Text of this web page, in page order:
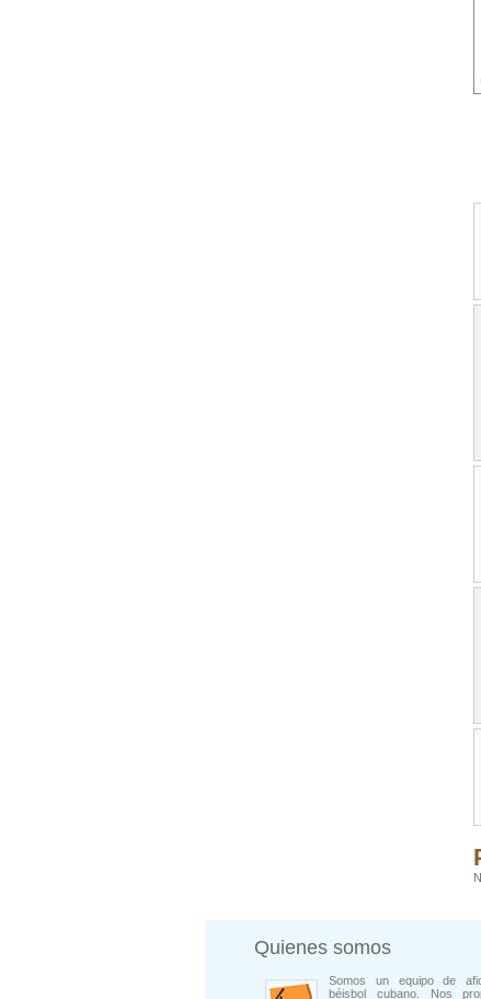
Quienes somos
Somos un equipo de
béisbol cubano. Nos